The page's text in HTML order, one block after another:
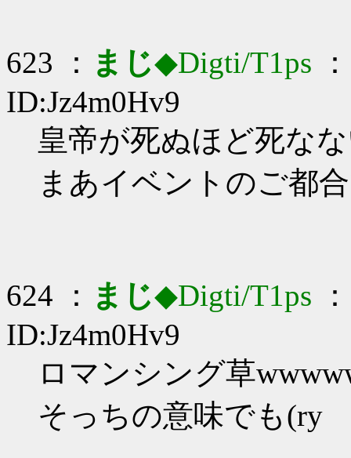
623 ： まじ◆Digti/T1ps
ID:Jz4m0Hv9
皇帝が死ぬほど死な
まあイベントのご都
624 ： まじ◆Digti/T1ps
ID:Jz4m0Hv9
ロマンシング草
そっちの意味でも(ry